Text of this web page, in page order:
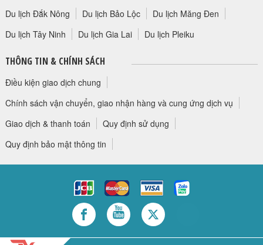
Du lịch Đắk Nông
Du lịch Bảo Lộc
Du lịch Măng Đen
Du lịch Tây Ninh
Du lịch Gia Lai Du lịch Pleiku
THÔNG TIN & CHÍNH SÁCH
Điều kiện giao dịch chung
Chính sách vận chuyển, giao nhận hàng và cung ứng dịch vụ
Giao dịch & thanh toán
Quy định sử dụng
Quy định bảo mật thông tin